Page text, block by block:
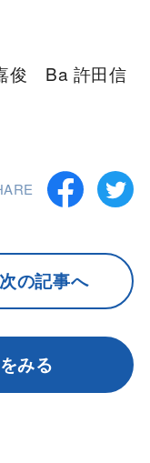
俊 Ba 許田信
次の記事へ
みる